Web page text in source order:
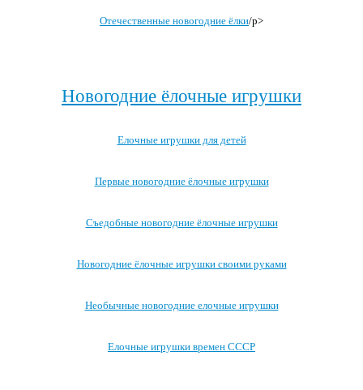
Отечественные новогодние ёлки/p>
Новогодние ёлочные игрушки
Елочные игрушки для детей
Первые новогодние ёлочные игрушки
Съедобные новогодние ёлочные игрушки
Новогодние ёлочные игрушки своими руками
Необычные новогодние елочные игрушки
Елочные игрушки времен СССР